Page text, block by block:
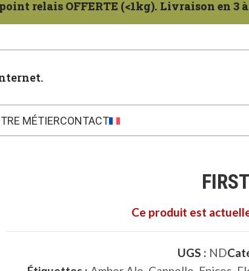
relais OFFERTE (<1kg). Livraison en 3
MÉTIERCONTACT
Ce produit est
UGS : ND